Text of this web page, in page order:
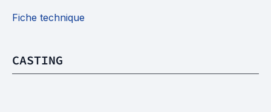
Fiche technique
CASTING